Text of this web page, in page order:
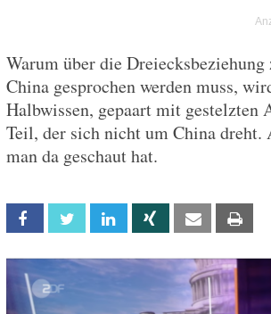
Warum über die
China gesprochen werden muss,
Halbwissen, gepaart mit gestelzten
Teil, der sich nicht um China dreht.
man da geschaut hat.
Facebook Twitter Linkedin Xing Email